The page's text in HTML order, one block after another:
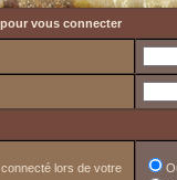
vous connecter
lors de votre